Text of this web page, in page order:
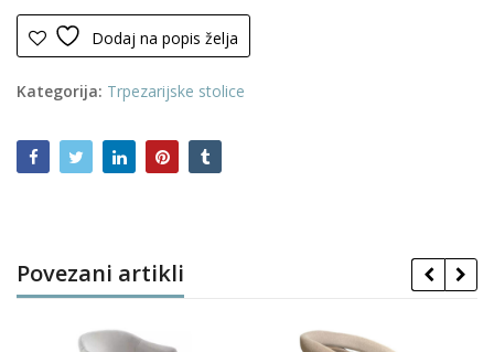
Dodaj na popis želja
Kategorija: Trpezarijske stolice
Povezani artikli